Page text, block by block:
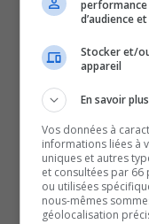
pied. Il serait
à étages. Il a été
grièvement
spéciales de
charge. Aucun
le moment
À lire aussi :
Un piéton
performance
d’audience
Stocker et/
appareil
En savoir plus
Vos données à
informations liées à
uniques et autres
et consultées par 66
ou utilisées
nous-mêmes
géolocalisation